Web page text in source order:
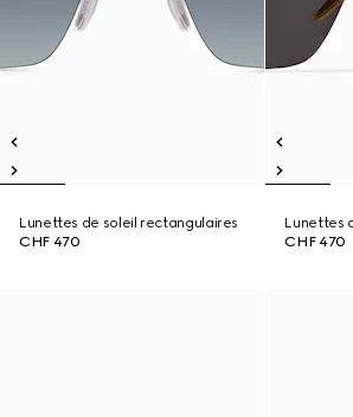
Lunettes de soleil rectangulaires
CHF 470
Lunettes
CHF 470